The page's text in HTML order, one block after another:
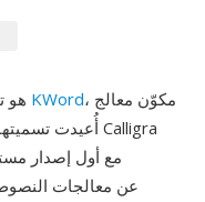
KWord، مكوّن معالج